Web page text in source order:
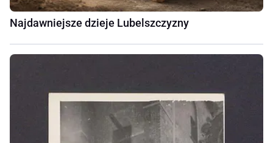
Najdawniejsze dzieje Lubelszczyzny